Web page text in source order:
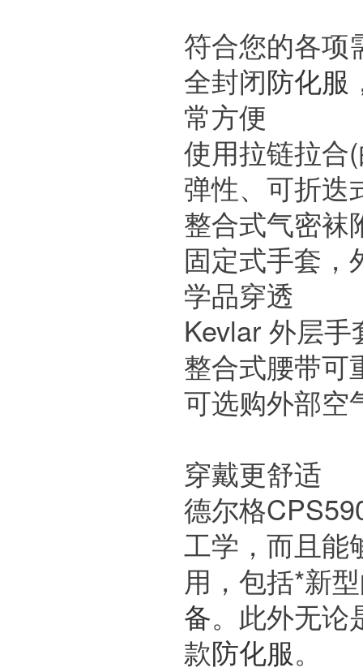
符合您的各项
全封闭防化服
常方便
使用拉链拉合
弹性、可折迭
整合式气密袜
固定式手套，
学品穿透
Kevlar 外层
整合式腰带可
可选购外部空
穿戴更舒适
德尔格
工学，而且能
用，包括*新
备。此外无论
款防化服。